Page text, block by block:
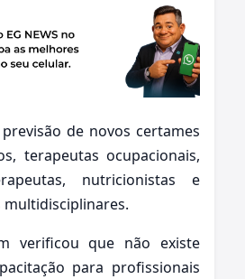
de novos certames
terapeutas ocupacionais,
nutricionistas e
verificou que não existe
para profissionais